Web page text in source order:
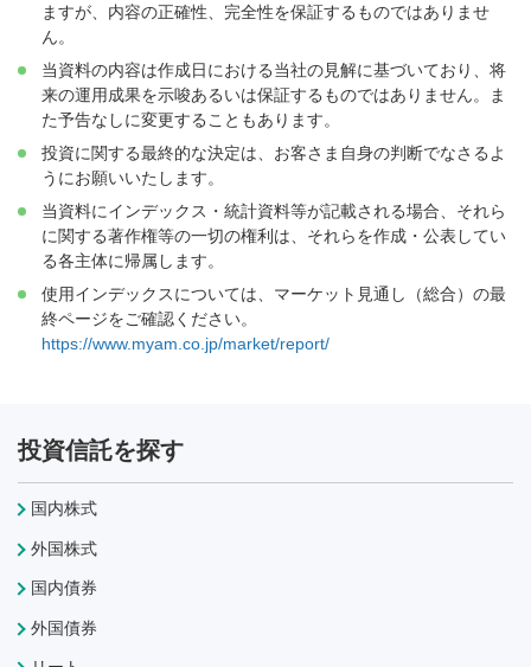
ますが、内容の正確性、完全性を保証するものではありませ
ん。
当資料の内容は作成日における当社の見解に基づいており、将
来の運用成果を示唆あるいは保証するものではありません。ま
た予告なしに変更することもあります。
投資に関する最終的な決定は、お客さま自身の判断でなさるよ
うにお願いいたします。
当資料にインデックス・統計資料等が記載される場合、それら
に関する著作権等の一切の権利は、それらを作成・公表してい
る各主体に帰属します。
使用インデックスについては、マーケット見通し（総合）の最
終ページをご確認ください。
https://www.myam.co.jp/market/report/
投資信託を探す
国内株式
外国株式
国内債券
外国債券